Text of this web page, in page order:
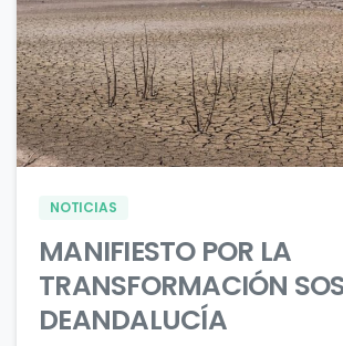
NOTICIAS
MANIFIESTO POR LA
TRANSFORMACIÓN
DEANDALUCÍA